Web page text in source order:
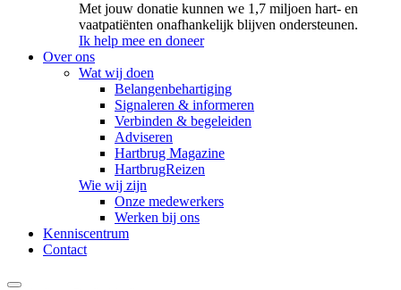
Met jouw donatie kunnen we 1,7 miljoen hart- en
vaatpatiënten onafhankelijk blijven ondersteunen.
Ik help mee en doneer
Over ons
Wat wij doen
Belangenbehartiging
Signaleren & informeren
Verbinden & begeleiden
Adviseren
Hartbrug Magazine
HartbrugReizen
Wie wij zijn
Onze medewerkers
Werken bij ons
Kenniscentrum
Contact